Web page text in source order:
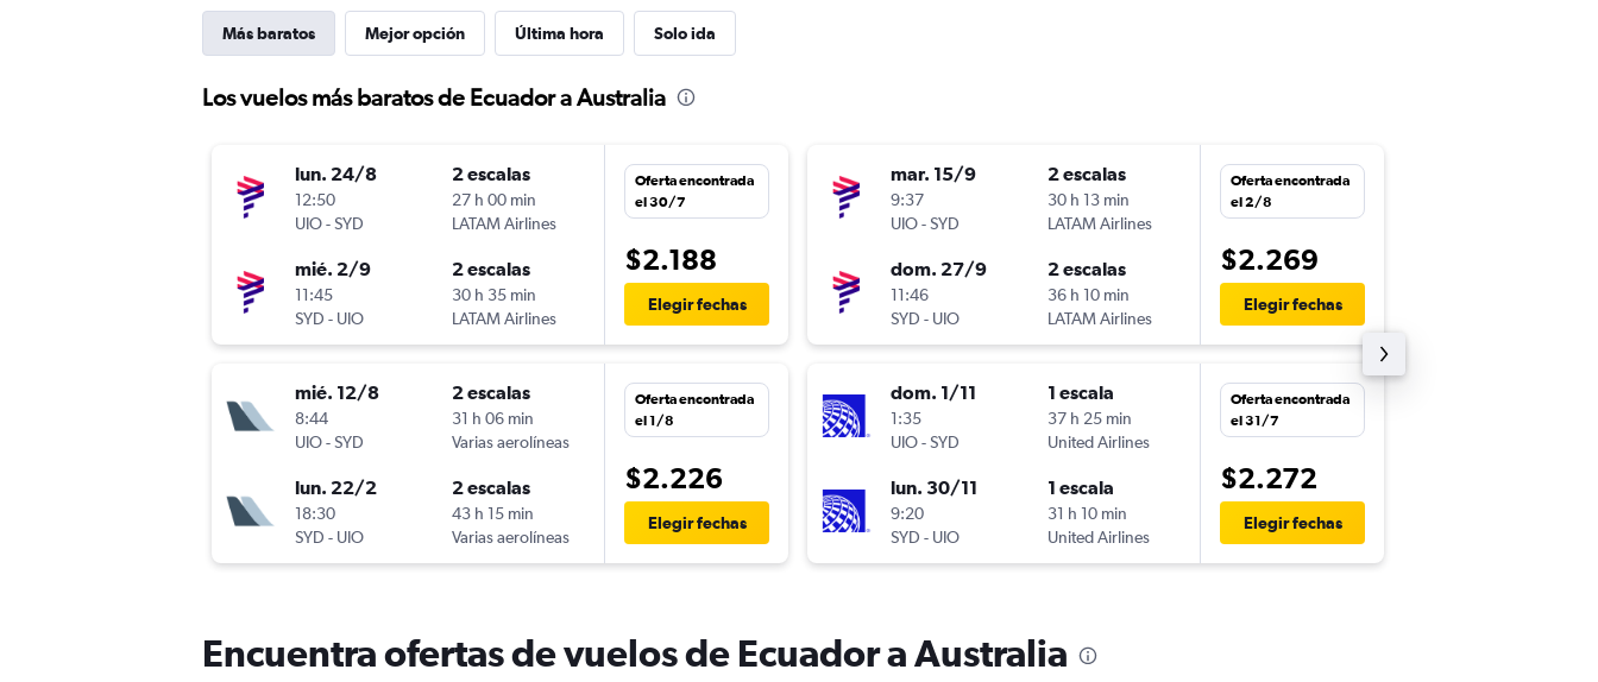
Más baratos Mejor opción Última hora Solo ida
Los vuelos más baratos de Ecuador a Australia
lun. 24/8
12:50
UIO-SYD
2 escalas
27 h 00 min
LATAM Airlines
mié. 2/9
11:45
SYD - UIO
2 escalas
30 h 35 min
LATAM Airlines
Oferta encontrada
el 30/7
$2.188
Elegir fechas
mié. 12/8
8:44
UIO-SYD
2 escalas
31 h 06 min
Varias aerolíneas
lun. 22/2
18:30
SYD - UIO
2 escalas
43 h 15 min
Varias aerolíneas
Oferta encontrada
el 1/8
$2.226
Elegir fechas
mar. 15/9
9:37
UIO-SYD
2 escalas
30 h 13 min
LATAM Airlines
dom. 27/9
11:46
SYD - UIO
2 escalas
36 h 10 min
LATAM Airlines
Oferta encontrada
el 2/8
$2.269
Elegir fechas
dom. 1/11
1:35
UIO-SYD
1 escala
37 h 25 min
United Airlines
lun. 30/11
9:20
SYD - UIO
1 escala
31 h 10 min
United Airlines
Oferta encontrada
el 31/7
$2.272
Elegir fechas
Encuentra ofertas de vuelos de Ecuador a Australia